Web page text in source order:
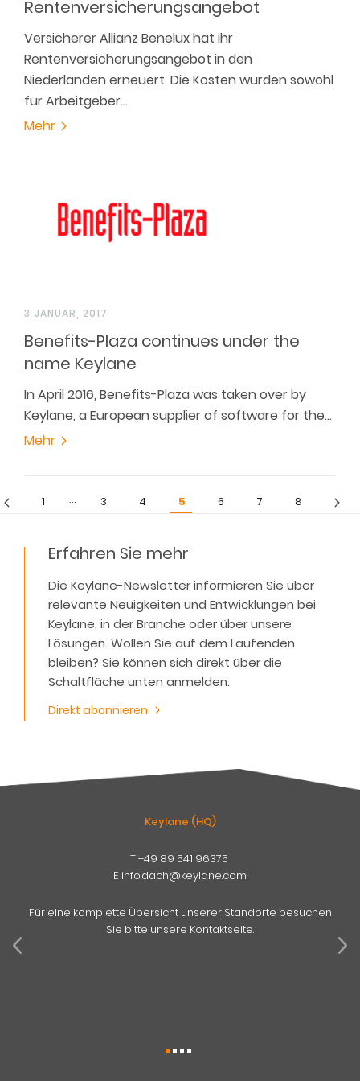
Rentenversicherungsangebot
Versicherer Allianz Benelux hat ihr
Rentenversicherungsangebot in den
Niederlanden erneuert. Die Kosten wurden sowohl
für Arbeitgeber…
Mehr
3 JANUAR, 2017
Benefits-Plaza continues under the
name Keylane
In April 2016, Benefits-Plaza was taken over by
Keylane, a European supplier of software for the…
Mehr
1 … 3 4 5 6 7 8
Erfahren Sie mehr
Die Keylane-Newsletter informieren Sie über
relevante Neuigkeiten und Entwicklungen bei
Keylane, in der Branche oder über unsere
Lösungen. Wollen Sie auf dem Laufenden
bleiben? Sie können sich direkt über die
Schaltfläche unten anmelden.
Direkt abonnieren
Keylane (HQ)
T+49 89 541 96375
E info.dach@keylane.com
Für eine komplette Übersicht unserer Standorte besuchen
Sie bitte unsere Kontaktseite.